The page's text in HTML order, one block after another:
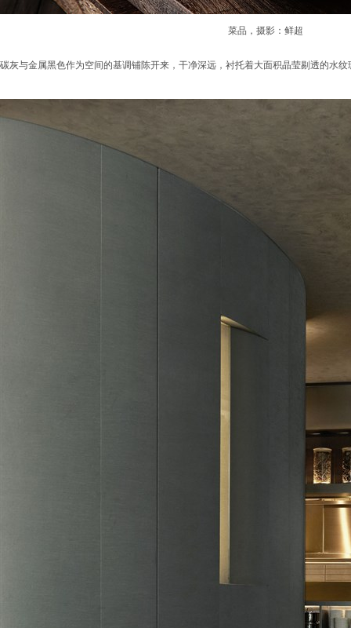
菜品，摄影：鲜超
碳灰与金属黑色作为空间的基调铺陈开来，干净深远，衬托着大面积晶莹剔透的水纹